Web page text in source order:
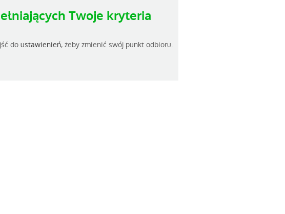
Twoje kryteria
doustawienień, żeby zmienić swój punkt odbioru.